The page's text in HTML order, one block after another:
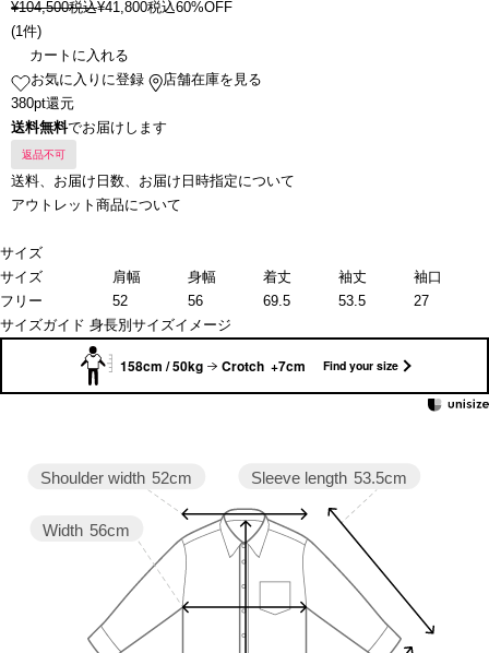
¥104,500税込¥41,800税込60%OFF
(1件)
カートに入れる
お気に入りに登録
店舗在庫を見る
380pt還元
送料無料でお届けします
返品不可
送料、お届け日数、お届け日時指定について
アウトレット商品について
サイズ
サイズ
肩幅 身幅 着丈 袖丈
袖口
フリー
52 56 69.5 53.5
27
サイズガイド 身長別サイズイメージ
158cm / 50kg Crotch +7cm Find your size
Sleeve length 53.5cm
Width 56cm
Shoulder width 52cm